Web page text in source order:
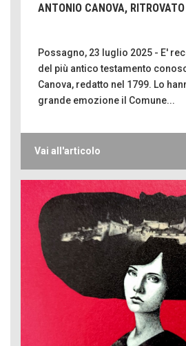
ANTONIO CANOVA,
Possagno, 23 luglio 2025 - E'
del più antico testamento
Canova, redatto nel 1799. Lo
grande emozione il Comune...
Vai all'articolo